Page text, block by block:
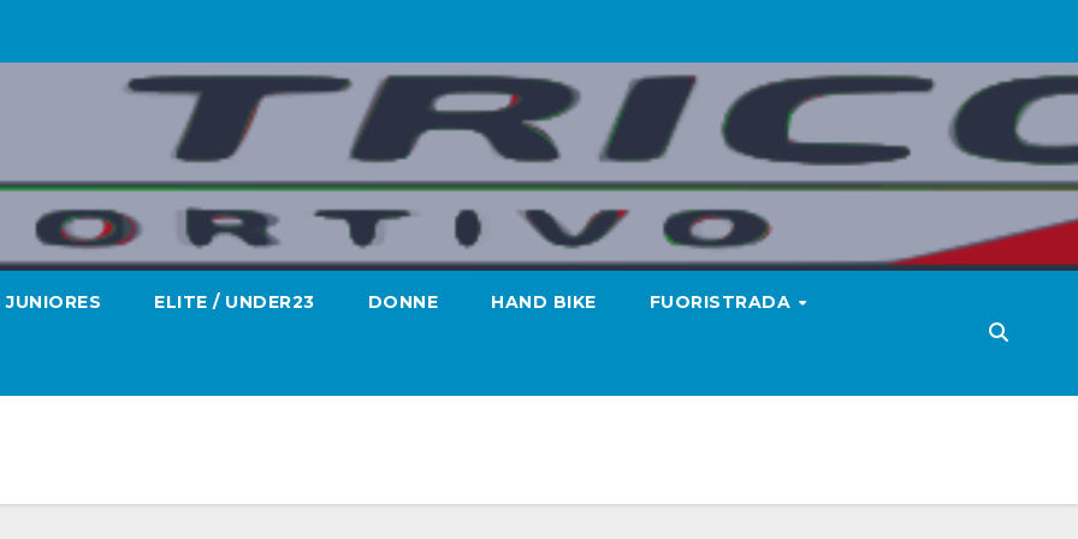
JUNIORES ELITE / UNDER23 DONNE HAND BIKE FUORISTRADA